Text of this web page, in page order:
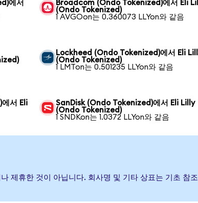
에서
Broadcom (Ondo Tokenized)에서 Eli
(Ondo Tokenized)
1 AVGOon는 0.360073 LLYon와 같음
Lockheed (Ondo Tokenized)에서 Eli
(Ondo Tokenized)
1 LMTon는 0.501235 LLYon와 같음
서 Eli
SanDisk (Ondo Tokenized)에서 Eli Lilly
(Ondo Tokenized)
1 SNDKon는 1.0372 LLYon와 같음
제휴한 것이 아닙니다. 회사명 및 기타 상표는 기초 참